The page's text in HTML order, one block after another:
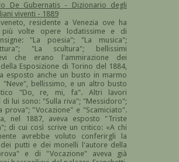
De Gubernatis - Dizionario degli
viventi - 1889
residente a Venezia ove ha
più volte opere lodatissime e di
"La poesia"; "La musica";
"La scultura"; bellissimi
che erano l'ammirazione dei
Esposizione di Torino del 1884,
esposto anche un busto in marmo
bellissimo, e un altro busto
"Do, re, mi, fa". Altri lavori
di lui sono: "Sulla riva"; "Messidoro";
prova"; "Vocazione" e "Scamiciato".
nel 1887, aveva esposto "Triste
di cui così scrive un critico: «A chi
avrebbe voluto conferirgli la
dei putti e dei monelli l'autore della
e di "Vocazione" aveva già